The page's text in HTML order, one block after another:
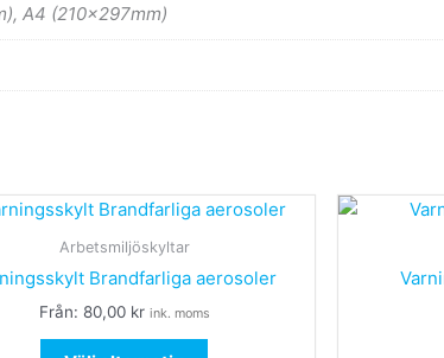
A4 (210x297mm)
Arbetsmiljöskyltar
Brandfarliga aerosoler
Från: 80,00 kr ink. moms
Den
har
flera